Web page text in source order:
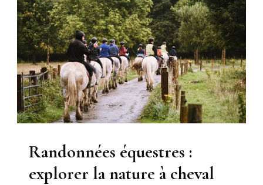
Randonnées équestres :
explorer la nature à cheval